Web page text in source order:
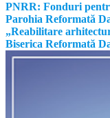
PNRR: Fonduri
Parohia Reformată
„Reabilitare
Biserica Reformată